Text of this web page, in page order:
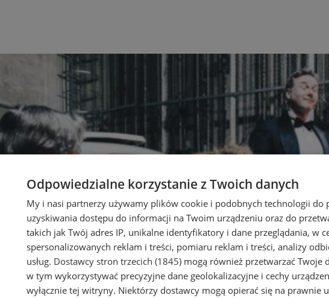
Odpowiedzialne korzystanie z Twoich danych
My i nasi partnerzy używamy plików cookie i podobnych technologii do
uzyskiwania dostępu do informacji na Twoim urządzeniu oraz do
takich jak Twój adres IP, unikalne identyfikatory i dane przeglądania, w
spersonalizowanych reklam i treści, pomiaru reklam i treści, analizy
usług. Dostawcy stron trzecich (1845) mogą również przetwarzać Twoje
w tym wykorzystywać precyzyjne dane geolokalizacyjne i cechy
wyłącznie tej witryny. Niektórzy dostawcy mogą opierać się na prawnie